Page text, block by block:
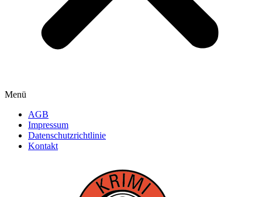
Menü
AGB
Impressum
Datenschutzrichtlinie
Kontakt